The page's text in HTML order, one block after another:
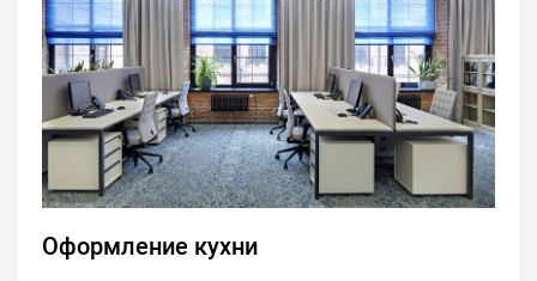
Оформление кухни